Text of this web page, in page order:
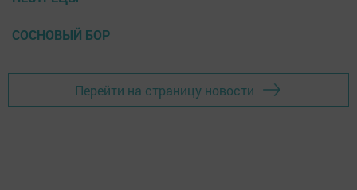
СОСНОВЫЙ БОР
Перейти на страницу новости